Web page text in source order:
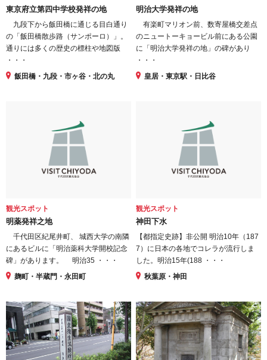
東京府立第四中学校発祥の地
九段下から飯田橋に通じる目白通り
の「飯田橋散歩路（サンポーロ）」。
通りには多くの歴史の標柱や地図版
・・・
飯田橋・九段・市ヶ谷・北の丸
明治大学発祥の地
有楽町マリオン前、数寄屋橋交差点
のニュートーキョービル前にある公園
に「明治大学発祥の地」の碑があり
・・・
皇居・東京駅・日比谷
観光スポット
明薬発祥之地
千代田区紀尾井町、 城西大学の南隣
にあるビルに「明治薬科大学開校記念
碑」があります。 明治35 ・・・
麹町・半蔵門・永田町
観光スポット
神田下水
【都指定史跡】非公開 明治10年（187
7）に日本の各地でコレラが流行しま
した。明治15年(188 ・・・
秋葉原・神田